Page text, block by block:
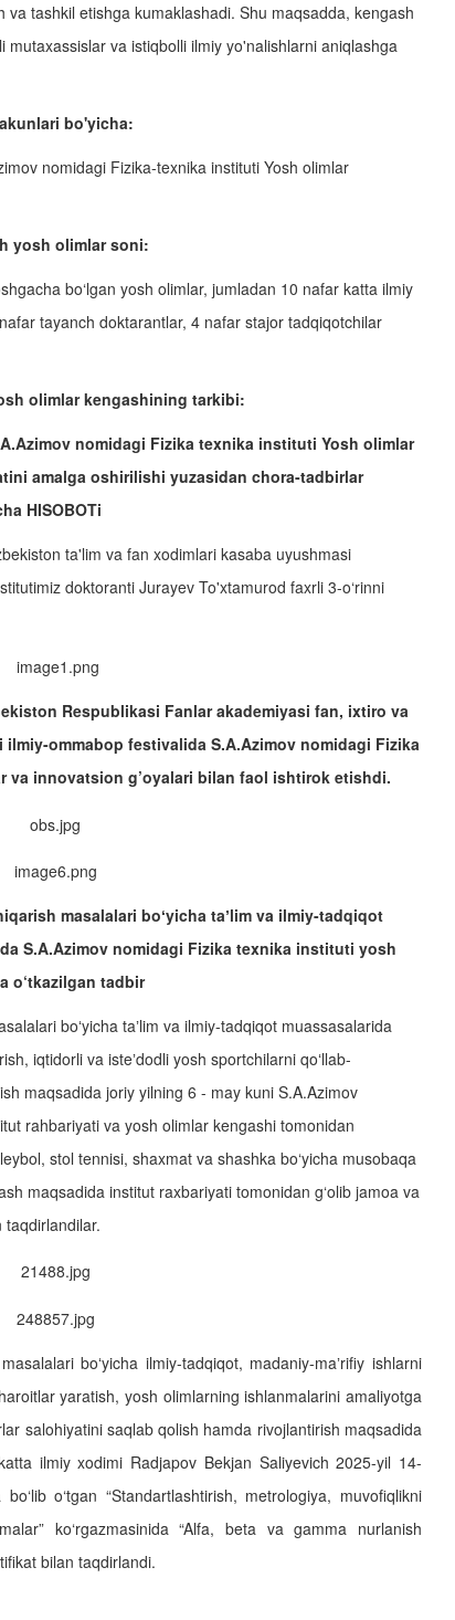
tashkil etishga kumaklashadi. Shu maqsadda, kengash
va istiqbolli ilmiy yo'nalishlarni aniqlashga
bo'yicha:
nomidagi Fizika-texnika instituti Yosh olimlar
yosh olimlar soni:
bo‘lgan yosh olimlar, jumladan 10 nafar katta ilmiy
tayanch doktarantlar, 4 nafar stajor tadqiqotchilar
olimlar kengashining tarkibi:
nomidagi Fizika texnika instituti Yosh olimlar
amalga oshirilishi yuzasidan chora-tadbirlar
HISOBOTi
ta'lim va fan xodimlari kasaba uyushmasi
doktoranti Jurayev To'xtamurod faxrli 3-o‘rinni
Respublikasi Fanlar akademiyasi fan, ixtiro va
ilmiy-ommabop festivalida S.A.Azimov nomidagi Fizika
innovatsion g’oyalari bilan faol ishtirok etishdi.
masalalari boʻyicha taʼlim va ilmiy-tadqiqot
S.A.Azimov nomidagi Fizika texnika instituti yosh
o‘tkazilgan tadbir
boʻyicha taʼlim va ilmiy-tadqiqot muassasalarida
iqtidorli va isteʼdodli yosh sportchilarni qoʻllab-
maqsadida joriy yilning 6 - may kuni S.A.Azimov
rahbariyati va yosh olimlar kengashi tomonidan
stol tennisi, shaxmat va shashka bo‘yicha musobaqa
maqsadida institut raxbariyati tomonidan g‘olib jamoa va
taqdirlandilar.
boʻyicha ilmiy-tadqiqot, madaniy-maʼrifiy ishlarni
yaratish, yosh olimlarning ishlanmalarini amaliyotga
salohiyatini saqlab qolish hamda rivojlantirish maqsadida
ilmiy xodimi Radjapov Bekjan Saliyevich 2025-yil 14-
o‘tgan “Standartlashtirish, metrologiya, muvofiqlikni
ko‘rgazmasinida “Alfa, beta va gamma nurlanish
bilan taqdirlandi.